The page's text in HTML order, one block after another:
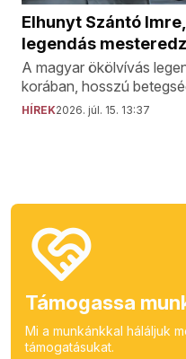
Elhunyt Szántó
legendás
A magyar ökölvívás
korában, hosszú
HÍREK2026. júl. 15. 13:37
Támogassa
Mi a munkánkkal háláljuk
támogatásukat.